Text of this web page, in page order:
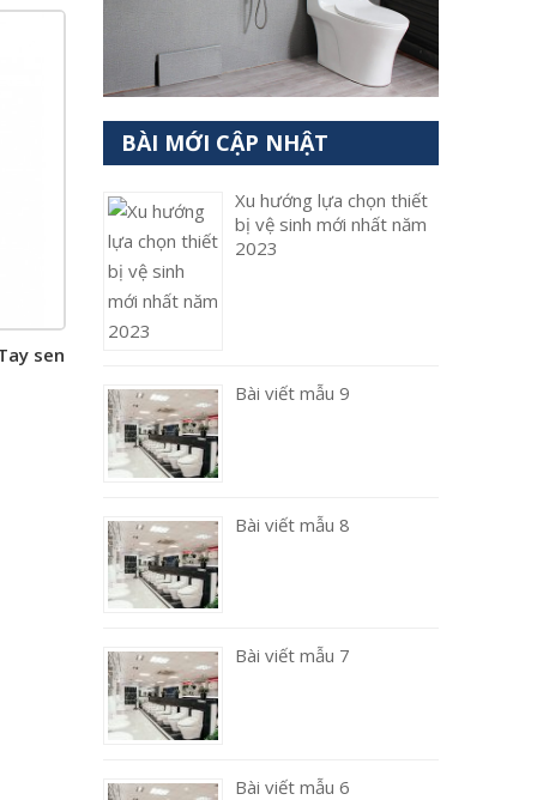
sen
BÀI MỚI CẬP NHẬT
Xu hướng lựa chọn thiết
bị vệ sinh mới nhất năm
2023
Bài viết mẫu 9
Bài viết mẫu 8
Bài viết mẫu 7
Bài viết mẫu 6